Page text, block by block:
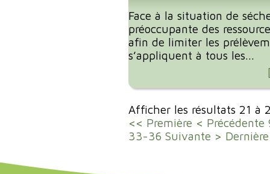
Face à la situation de
préoccupante des
afin de limiter les
s’appliquent à tous les...
Afficher les résultats 21 à
<< Première < Précédente
33-36 Suivante >